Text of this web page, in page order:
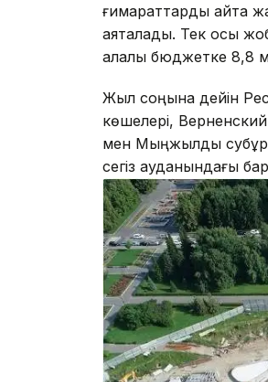
ғимараттарды қайта
аяқталады. Тек осы
қалалық бюджетке 8,8
Жыл соңына дейін
көшелері,
мен Мыңжылдық
сегіз ауданындағы